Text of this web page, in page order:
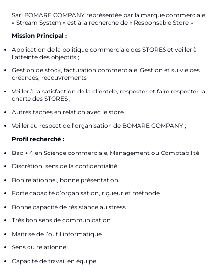
Sarl BOMARE COMPANY représentée par la marque commerciale
« Stream System » est à la recherche de « Responsable Store »
Mission Principal :
Application de la politique commerciale des STORES et veiller à
l’atteinte des objectifs ;
Gestion de stock, facturation commerciale, Gestion et suivie des
créances, recouvrements
Veiller à la satisfaction de la clientèle, respecter et faire respecter la
charte des STORES ;
Autres taches en relation avec le store
Veiller au respect de l’organisation de BOMARE COMPANY ;
Profil recherché :
Bac + 4 en Science commerciale, Management ou Comptabilité
Discrétion, sens de la confidentialité
Bon relationnel, bonne présentation,
Forte capacité d’organisation, rigueur et méthode
Bonne capacité de résistance au stress
Très bon sens de communication
Maitrise de l’outil informatique
Sens du relationnel
Capacité de travail en équipe